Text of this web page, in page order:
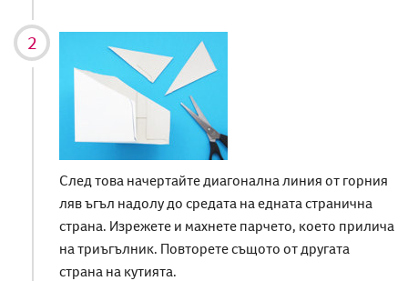
След това начертайте диагонална линия от горния
ляв ъгъл надолу до средата на едната странична
страна. Изрежете и махнете парчето, което прилича
на триъгълник. Повторете същото от другата
страна на кутията.